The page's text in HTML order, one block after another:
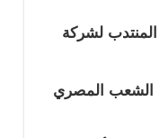
لشركة
الشعب المصري